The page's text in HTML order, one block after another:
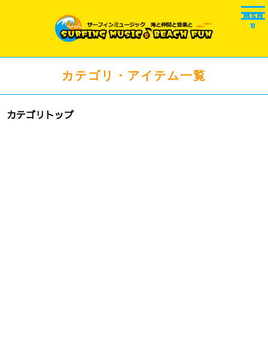
MEN
U
カテゴリ・アイテム一覧
カテゴリトップ